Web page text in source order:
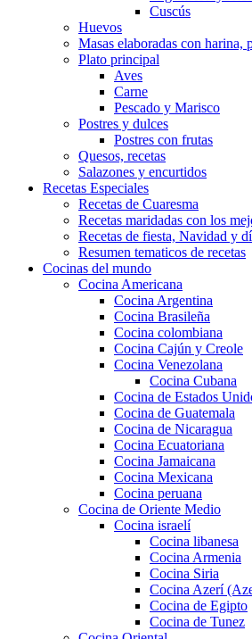
Cuscús
Huevos
Masas elaboradas con harina,
Plato principal
Aves
Carne
Pescado y Marisco
Postres y dulces
Postres con frutas
Quesos, recetas
Salazones y encurtidos
Recetas Especiales
Recetas de Cuaresma
Recetas maridadas con los
Recetas de fiesta, Navidad y
Resumen tematicos de recetas
Cocinas del mundo
Cocina Americana
Cocina Argentina
Cocina Brasileña
Cocina colombiana
Cocina Cajún y Creole
Cocina Venezolana
Cocina Cubana
Cocina de Estados
Cocina de Guatemala
Cocina de Nicaragua
Cocina Ecuatoriana
Cocina Jamaicana
Cocina Mexicana
Cocina peruana
Cocina de Oriente Medio
Cocina israelí
Cocina libanesa
Cocina Armenia
Cocina Siria
Cocina Azerí
Cocina de Egipto
Cocina de Tunez